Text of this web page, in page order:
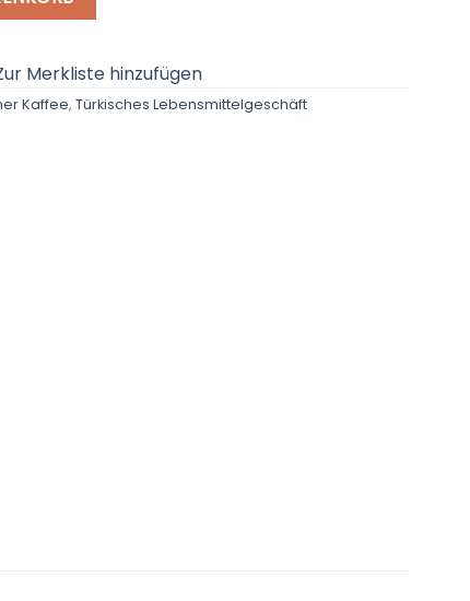
Merkliste hinzufügen
Kaffee, Türkisches Lebensmittelgeschäft